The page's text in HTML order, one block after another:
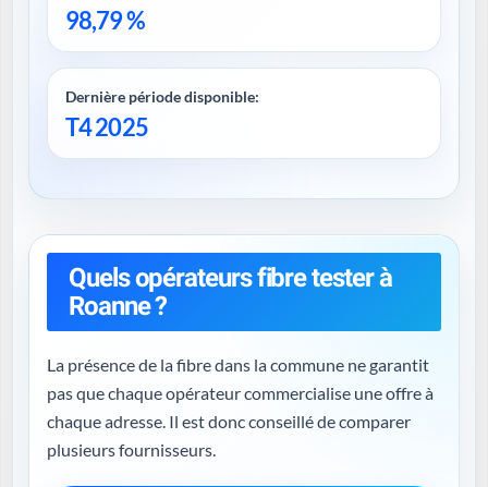
98,79 %
Dernière période disponible:
T4 2025
Quels opérateurs fibre tester à
Roanne ?
La présence de la fibre dans la commune ne garantit
pas que chaque opérateur commercialise une offre à
chaque adresse. Il est donc conseillé de comparer
plusieurs fournisseurs.